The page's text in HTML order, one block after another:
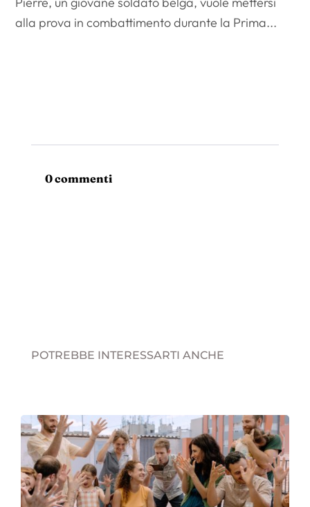
alla prova in combattimento durante la Prima...
0 commenti
POTREBBE INTERESSARTI ANCHE